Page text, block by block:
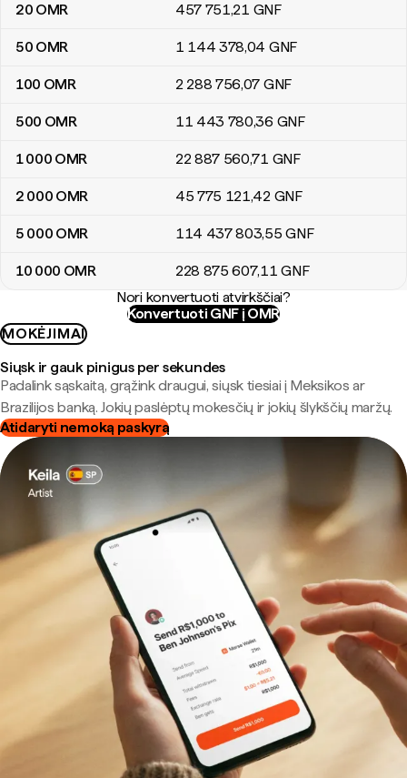
20 OMR 457 751,21 GNF
50 OMR 1 144 378,04 GNF
100 OMR 2 288 756,07 GNF
500 OMR 11 443 780,36 GNF
1 000 OMR 22 887 560,71 GNF
2 000 OMR 45 775 121,42 GNF
5 000 OMR 114 437 803,55 GNF
10 000 OMR 228 875 607,11 GNF
Nori konvertuoti atvirkščiai?
Konvertuoti GNF į OMR
MOKĖJIMAI
Siųsk ir gauk pinigus per sekundes
Padalink sąskaitą, grąžink draugui, siųsk tiesiai į Meksikos ar
Brazilijos banką. Jokių paslėptų mokesčių ir jokių šlykščių maržų.
Atidaryti nemoką paskyrą